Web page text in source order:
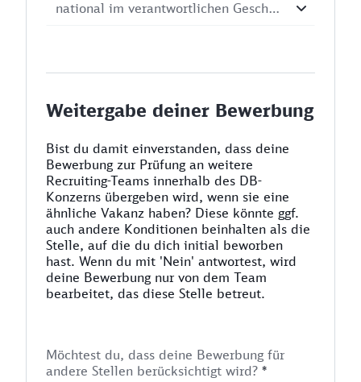
Weitergabe deiner Bewerbung
Bist du damit einverstanden, dass deine
Bewerbung zur Prüfung an weitere
Recruiting-Teams innerhalb des DB-
Konzerns übergeben wird, wenn sie eine
ähnliche Vakanz haben? Diese könnte ggf.
auch andere Konditionen beinhalten als die
Stelle, auf die du dich initial beworben
hast. Wenn du mit 'Nein' antwortest, wird
deine Bewerbung nur von dem Team
bearbeitet, das diese Stelle betreut.
Möchtest du, dass deine Bewerbung für
andere Stellen berücksichtigt wird? *